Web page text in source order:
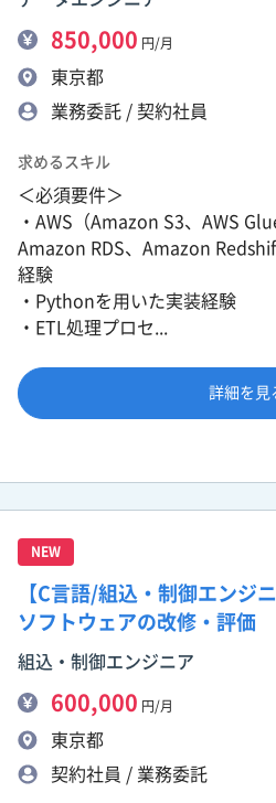
850,000 円/月
東京都
業務委託 / 契約社員
求めるスキル
＜必須要件＞
・AWS（Amazon S3、AWS
Amazon RDS、Amazon
経験
・Pythonを用いた実装経験
・ETL処理プロセ...
詳細を見
NEW
【C言語/組込・制御エンジ
ソフトウェアの改修・評価
組込・制御エンジニア
600,000 円/月
東京都
契約社員 / 業務委託